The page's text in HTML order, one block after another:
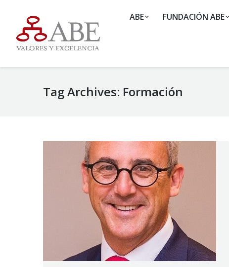
ABE FUNDACIÓN ABE
Tag Archives: Formación